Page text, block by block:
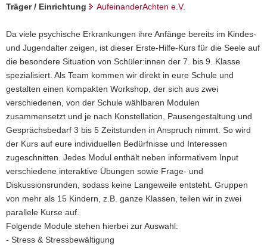
e
f
e
n
d
e
N
a
v
i
g
a
t
i
o
n
t
o
n
m
t
i
o
n
c
Träger / Einrichtung AufeinanderAchten e.V.
Da viele psychische Erkrankungen ihre Anfänge bereits im Kindes-
und Jugendalter zeigen, ist dieser Erste-Hilfe-Kurs für die Seele auf
die besondere Situation von Schüler:innen der 7. bis 9. Klasse
spezialisiert. Als Team kommen wir direkt in eure Schule und
gestalten einen kompakten Workshop, der sich aus zwei
verschiedenen, von der Schule wählbaren Modulen
zusammensetzt und je nach Konstellation, Pausengestaltung und
Gesprächsbedarf 3 bis 5 Zeitstunden in Anspruch nimmt. So wird
der Kurs auf eure individuellen Bedürfnisse und Interessen
zugeschnitten. Jedes Modul enthält neben informativem Input
verschiedene interaktive Übungen sowie Frage- und
Diskussionsrunden, sodass keine Langeweile entsteht. Gruppen
von mehr als 15 Kindern, z.B. ganze Klassen, teilen wir in zwei
parallele Kurse auf.
Folgende Module stehen hierbei zur Auswahl:
- Stress & Stressbewältigung